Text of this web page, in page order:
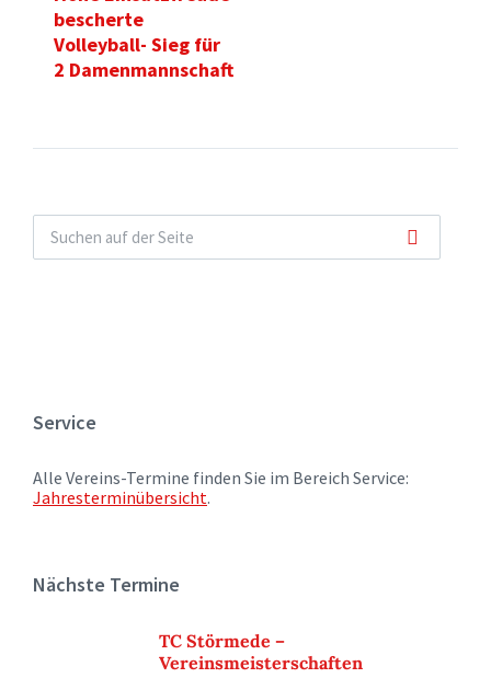
bescherte
Volleyball- Sieg für
2 Damenmannschaft
Service
Alle Vereins-Termine finden Sie im Bereich Service:
Jahresterminübersicht.
Nächste Termine
TC Störmede –
Vereinsmeisterschaften